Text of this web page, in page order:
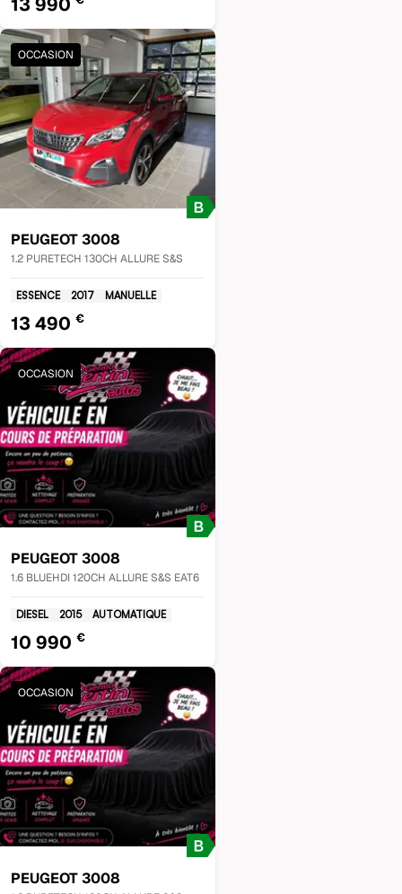
OCCASION
PEUGEOT3008
1.2 PURETECH 130CH ALLURE S&S
ESSENCE 2017 MANUELLE
13 490 €
OCCASION
PEUGEOT3008
1.6 BLUEHDI 120CH ALLURE S&S EAT6
DIESEL 2015 AUTOMATIQUE
10 990 €
OCCASION
PEUGEOT3008